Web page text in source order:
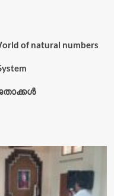
of natural numbers